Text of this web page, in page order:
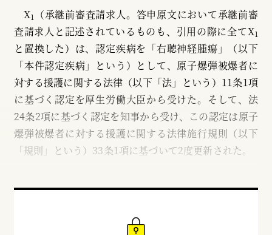
X1
（承継前審査請求人。答申原文において承継前審
査請求人と記述されているものも、引用の際に全てX1
と置換した）は、認定疾病を「右聴神経腫瘍」（以下
「本件認定疾病」という）として、原子爆弾被爆者に
対する援護に関する法律（以下「法」という）11条1項
に基づく認定を厚生労働大臣から受けた。そして、法
24条2項に基づく認定を知事から受け、この認定は原子
爆弾被爆者に対する援護に関する法律施行規則（以下
「規則」という）33条1項に基づいて2度更新された。